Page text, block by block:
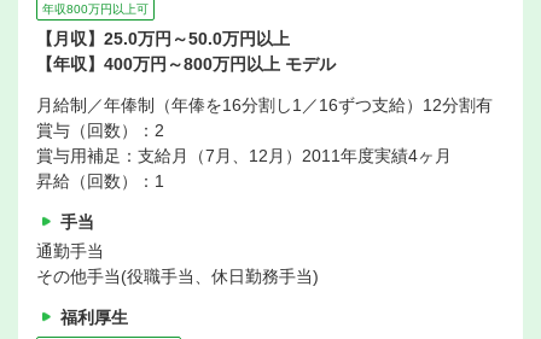
年収800万円以上可
【月収】25.0万円～50.0万円以上
【年収】400万円～800万円以上 モデル
月給制／年俸制（年俸を16分割し1／16ずつ支給）12分割有
賞与（回数）：2
賞与用補足：支給月（7月、12月）2011年度実績4ヶ月
昇給（回数）：1
手当
通勤手当
その他手当(役職手当、休日勤務手当)
福利厚生